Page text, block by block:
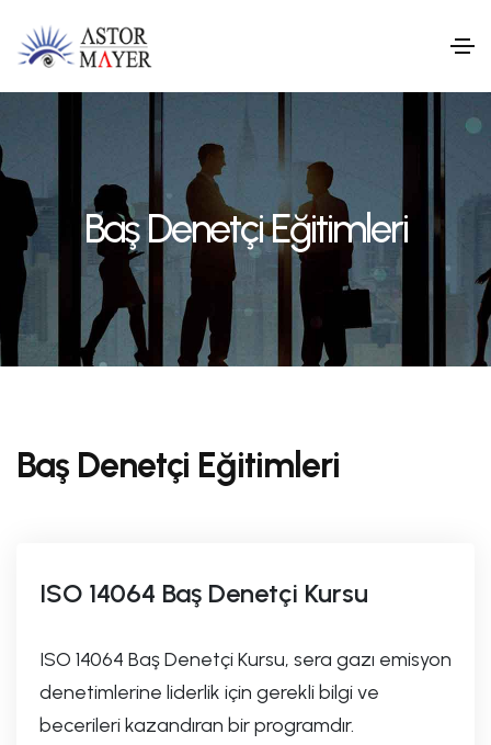
Baş Denetçi Eğitimleri
Baş Denetçi Eğitimleri
ISO 14064 Baş Denetçi Kursu
ISO 14064 Baş Denetçi Kursu, sera gazı emisyon
denetimlerine liderlik için gerekli bilgi ve
becerileri kazandıran bir programdır.